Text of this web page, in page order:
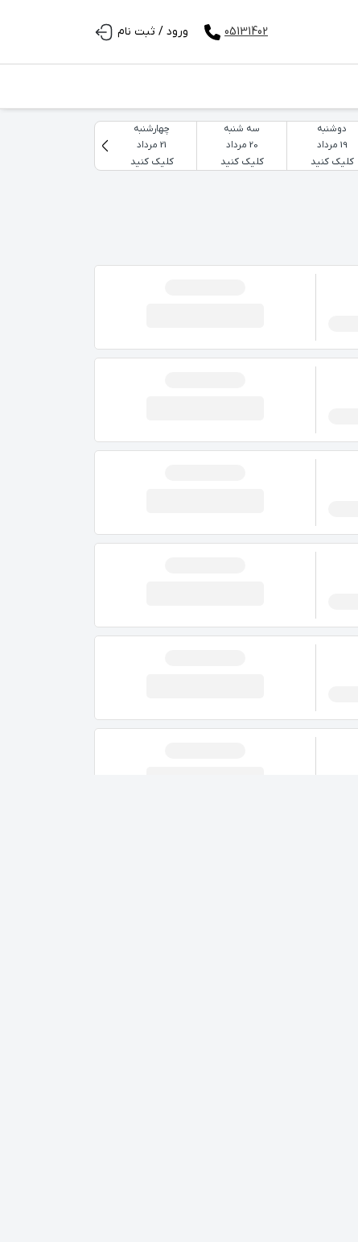
05131402 ورود / ثبت نام
دوشنبه
19 مرداد
کلیک کنید
سه شنبه
20 مرداد
کلیک کنید
چهارشنبه
21 مرداد
کلیک کنید